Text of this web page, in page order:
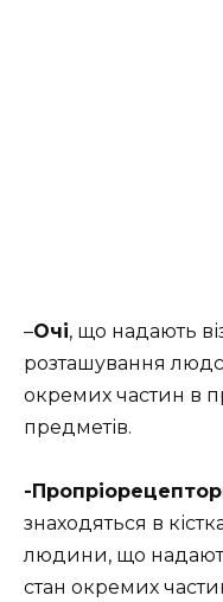
–Очі, що надають
розташування
окремих частин в
предметів.
-
знаходяться в
людини, що
стан окремих